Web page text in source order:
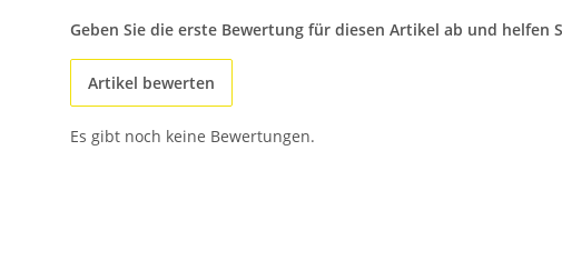
Geben Sie die erste Bewertung für diesen Artikel ab und helfen
Artikel bewerten
Es gibt noch keine Bewertungen.